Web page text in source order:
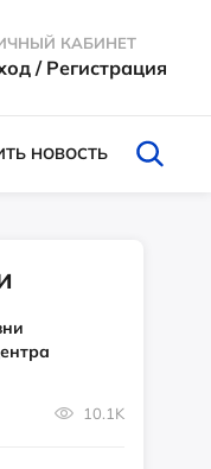
КАБИНЕТ
/ Регистрация
НОВОСТЬ
10.1K